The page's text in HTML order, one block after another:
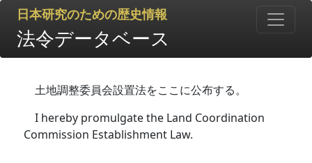
日本研究のための歴史情報
法令データベース
土地調整委員会設置法をここに公布する。
I hereby promulgate the Land Coordination
Commission Establishment Law.